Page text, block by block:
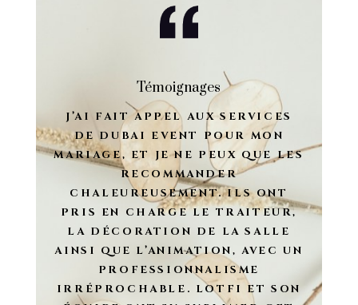
Témoignages
J’AI FAIT APPEL AUX SERVICES
DE DUBAI EVENT POUR MON
MARIAGE, ET JE NE PEUX QUE LES
RECOMMANDER
CHALEUREUSEMENT. ILS ONT
PRIS EN CHARGE LE TRAITEUR,
LA DÉCORATION DE LA SALLE
AINSI QUE L’ANIMATION, AVEC UN
PROFESSIONNALISME
IRRÉPROCHABLE. LOTFI ET SON